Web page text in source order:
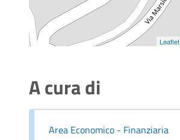
Leaflet
A cura di
Area Economico - Finanziaria